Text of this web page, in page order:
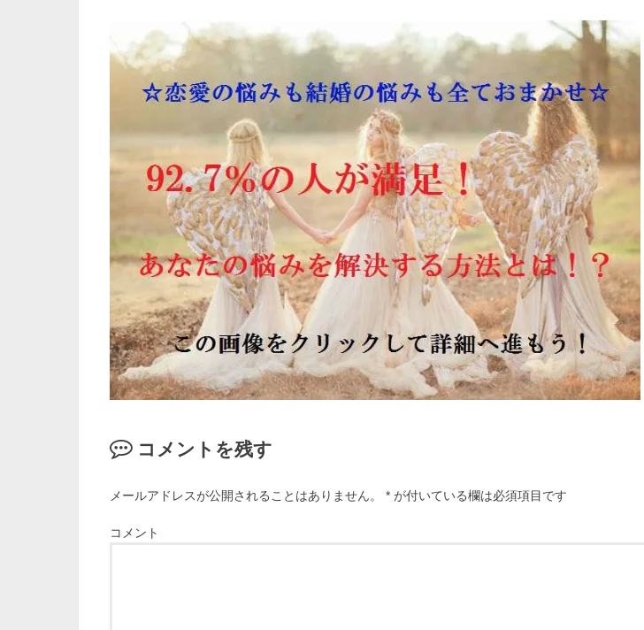
コメントを残す
メールアドレスが公開されることはありません。 * が付いている欄は必須項目です
コメント